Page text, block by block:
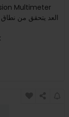
Multimeter